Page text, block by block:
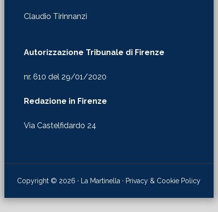
Claudio Tirinnanzi
Autorizzazione Tribunale di Firenze
nr. 610 del 29/01/2020
Redazione in Firenze
Via Castelfidardo 24
Copyright © 2026 · La Martinella · Privacy & Cookie Policy